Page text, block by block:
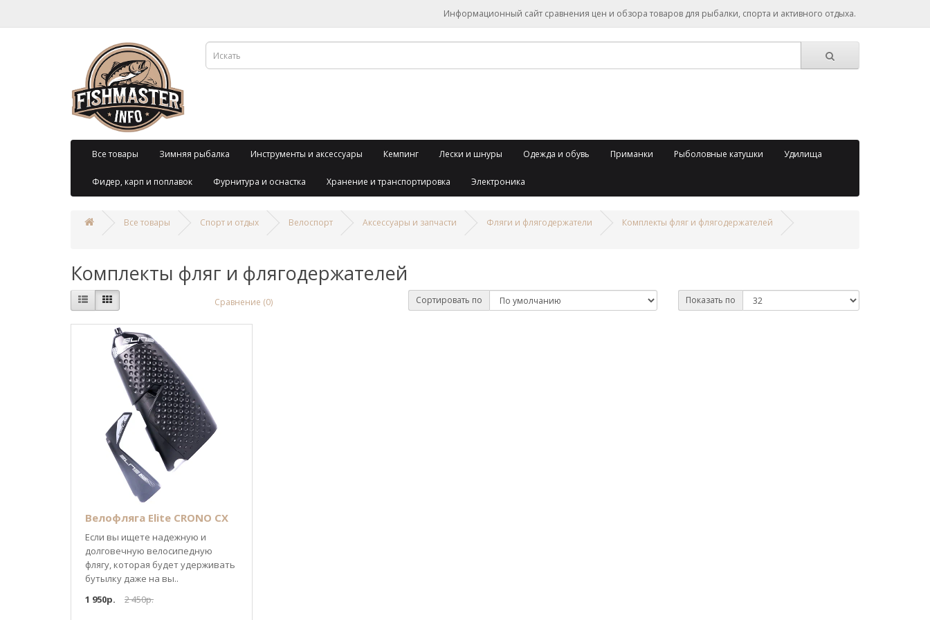
Информационный сайт сравнения цен и обзора товаров для рыбалки, спорта и активного отдыха.
Все товары Зимняя рыбалка Инструменты и аксессуары Кемпинг Лески и шнуры Одежда и обувь Приманки Рыболовные катушки Удилища
Фидер, карп и поплавок Фурнитура и оснастка Хранение и транспортировка Электроника
Все товары Спорт и отдых Велоспорт Аксессуары и запчасти Фляги и флягодержатели Комплекты фляг и флягодержателей
Комплекты фляг и флягодержателей
Сравнение (0) Сортировать по Показать по
Велофляга Elite CRONO CX
Если вы ищете надежную и
долговечную велосипедную
флягу, которая будет удерживать
бутылку даже на вы..
1 950р.
2 450р.